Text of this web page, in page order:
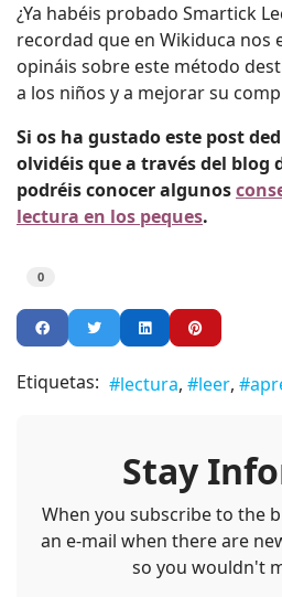
¿Ya habéis probado Smartick
recordad que en Wikiduca nos
opináis sobre este método
a los niños y a mejorar su
Si os ha gustado este post
olvidéis que a través del blog
podréis conocer algunos
lectura en los peques.
0
Etiquetas: lectura leer
Stay
When you subscribe to the
an e-mail when there are
so you wouldn't